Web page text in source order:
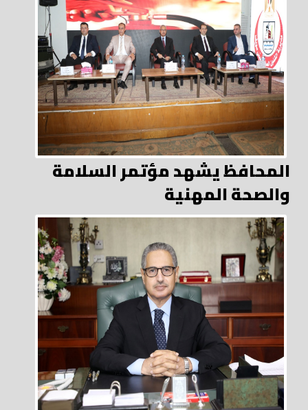
المحافظ يشهد مؤتمر السلامة
والصحة المهنية